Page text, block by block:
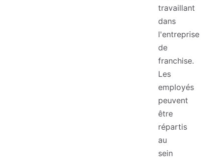
travaillant
dans
l'entreprise
de
franchise.
Les
employés
peuvent
être
répartis
au
sein